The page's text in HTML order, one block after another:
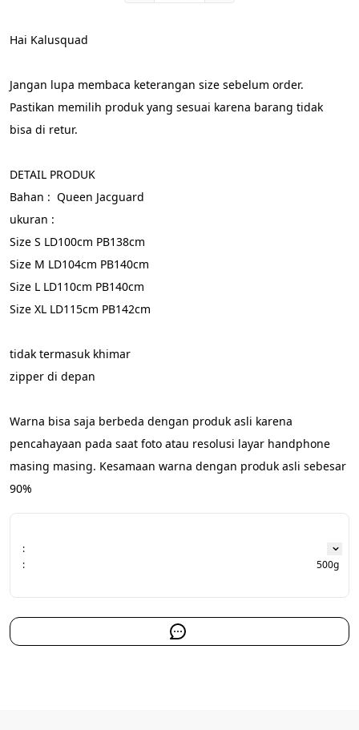
Hai Kalusquad
Jangan lupa membaca keterangan size sebelum order.
Pastikan memilih produk yang sesuai karena barang tidak
bisa di retur.
DETAIL PRODUK
Bahan :  Queen Jacguard
ukuran :
Size S LD100cm PB138cm
Size M LD104cm PB140cm
Size L LD110cm PB140cm
Size XL LD115cm PB142cm
tidak termasuk khimar
zipper di depan
Warna bisa saja berbeda dengan produk asli karena
pencahayaan pada saat foto atau resolusi layar handphone
masing masing. Kesamaan warna dengan produk asli sebesar
90%
:
:
500g